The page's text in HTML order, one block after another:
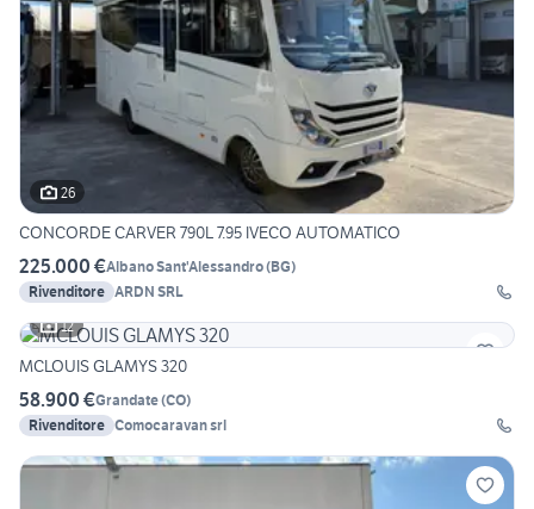
26
CONCORDE CARVER 790L 7.95 IVECO AUTOMATICO
225.000 €Albano Sant'Alessandro(BG)
Rivenditore ARDN SRL
12
MCLOUIS GLAMYS 320
58.900 €Grandate(CO)
Rivenditore Comocaravan srl